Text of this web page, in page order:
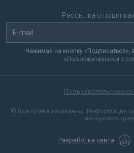
Рассылка о
Нажимая на кнопку «Подписаться»,
«Пользовательского
Пользовательское
© Все права защищены. Информация
авторских
Разработка сайта